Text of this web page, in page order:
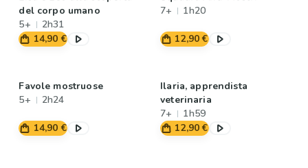
del corpo umano
5+
2h31
14,90 €
7+
1h20
12,90 €
Favole mostruose
5+
2h24
14,90 €
Ilaria, apprendista
veterinaria
7+
1h59
12,90 €